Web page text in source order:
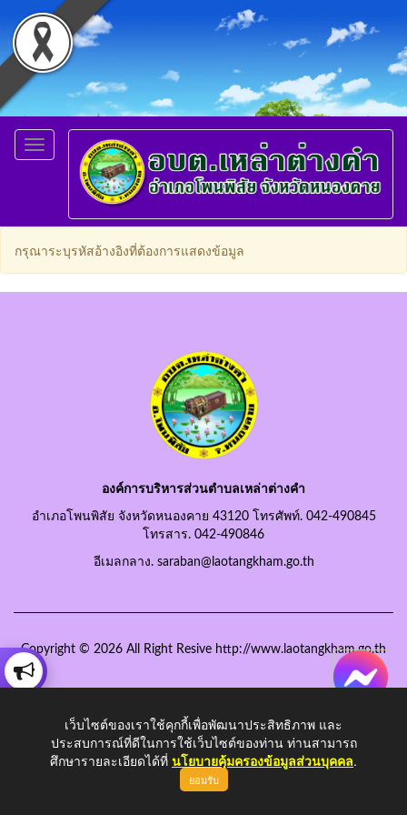
Toggle
navigation
กรุณาระบุรหัสอ้างอิงที่ต้องการแสดงข้อมูล
องค์การบริหารส่วนตำบลเหล่าต่างคำ
อำเภอโพนพิสัย จังหวัดหนองคาย 43120 โทรศัพท์. 042-490845
โทรสาร. 042-490846
อีเมลกลาง. saraban@laotangkham.go.th
Copyright © 2026 All Right Resive http://www.laotangkham.go.th
เว็บไซต์ของเราใช้คุกกี้เพื่อพัฒนาประสิทธิภาพ และ
ประสบการณ์ที่ดีในการใช้เว็บไซต์ของท่าน ท่านสามารถ
ศึกษารายละเอียดได้ที่ นโยบายคุ้มครองข้อมูลส่วนบุคคล.
ยอมรับ